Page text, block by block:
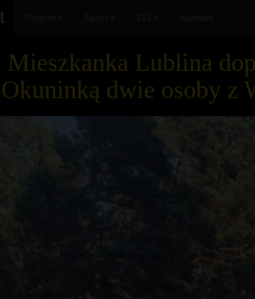
Mieszkanka Lublina
dwie osoby z